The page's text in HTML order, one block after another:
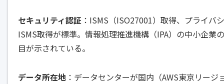
セキュリティ認証 ：ISMS（ISO27001）取得、プライバ
ISMS取得が標準。情報処理推進機構（IPA）の中小企業
目が示されている。
データ所在地 ：データセンターが国内（AWS東京リー